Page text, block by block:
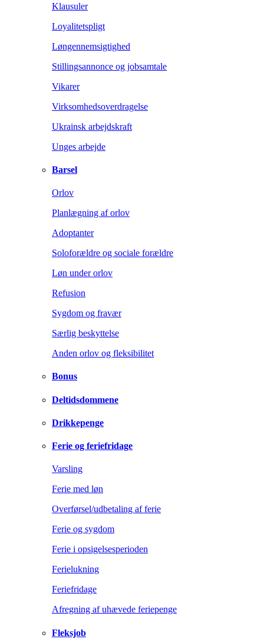
Klausuler
Loyalitetspligt
Løngennemsigtighed
Stillingsannonce og jobsamtale
Vikarer
Virksomhedsoverdragelse
Ukrainsk arbejdskraft
Unges arbejde
Barsel
Orlov
Planlægning af orlov
Adoptanter
Soloforældre og sociale forældre
Løn under orlov
Refusion
Sygdom og fravær
Særlig beskyttelse
Anden orlov og fleksibilitet
Bonus
Deltidsdommene
Drikkepenge
Ferie og feriefridage
Varsling
Ferie med løn
Overførsel/udbetaling af ferie
Ferie og sygdom
Ferie i opsigelsesperioden
Ferielukning
Feriefridage
Afregning af uhævede feriepenge
Fleksjob